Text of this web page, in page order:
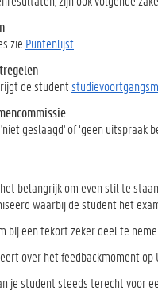
zie Puntenlijst
de student
geslaagd' of ‘geen uitspraak
belangrijk om even stil te
waarbij de student het
bij een tekort zeker deel te
over het feedbackmoment
je student steeds terecht voor